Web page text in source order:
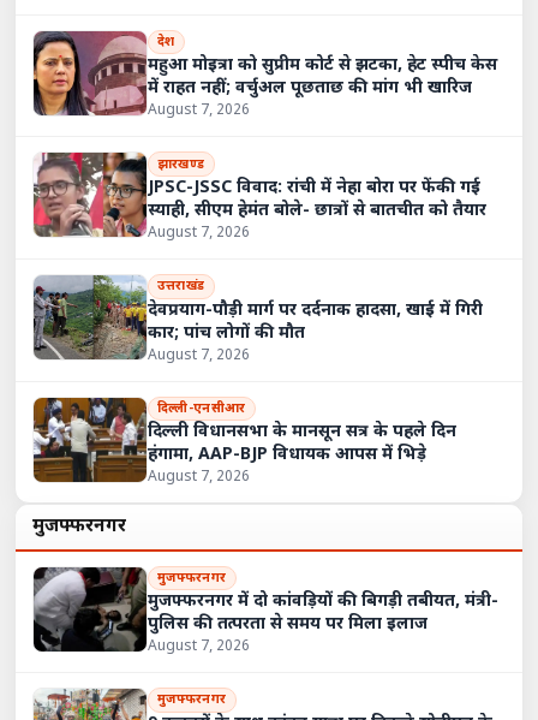
देश
महुआ मोइत्रा को सुप्रीम कोर्ट से झटका, हेट स्पीच केस
में राहत नहीं; वर्चुअल पूछताछ की मांग भी खारिज
August 7, 2026
झारखण्ड
JPSC-JSSC विवाद: रांची में नेहा बोरा पर फेंकी गई
स्याही, सीएम हेमंत बोले- छात्रों से बातचीत को तैयार
August 7, 2026
उत्तराखंड
देवप्रयाग-पौड़ी मार्ग पर दर्दनाक हादसा, खाई में गिरी
कार; पांच लोगों की मौत
August 7, 2026
दिल्ली-एनसीआर
दिल्ली विधानसभा के मानसून सत्र के पहले दिन
हंगामा, AAP-BJP विधायक आपस में भिड़े
August 7, 2026
मुजफ्फरनगर
मुजफ्फरनगर
मुजफ्फरनगर में दो कांवड़ियों की बिगड़ी तबीयत, मंत्री-
पुलिस की तत्परता से समय पर मिला इलाज
August 7, 2026
मुजफ्फरनगर